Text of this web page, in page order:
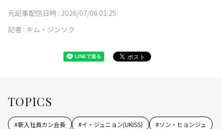
元記事配信日時 : 2026/07/06 01:25
記者 : キム・ジンソク
TOPICS
#新入社員カン会長 #イ・ジュニョン(UKISS) #ソン・ヒョンジュ